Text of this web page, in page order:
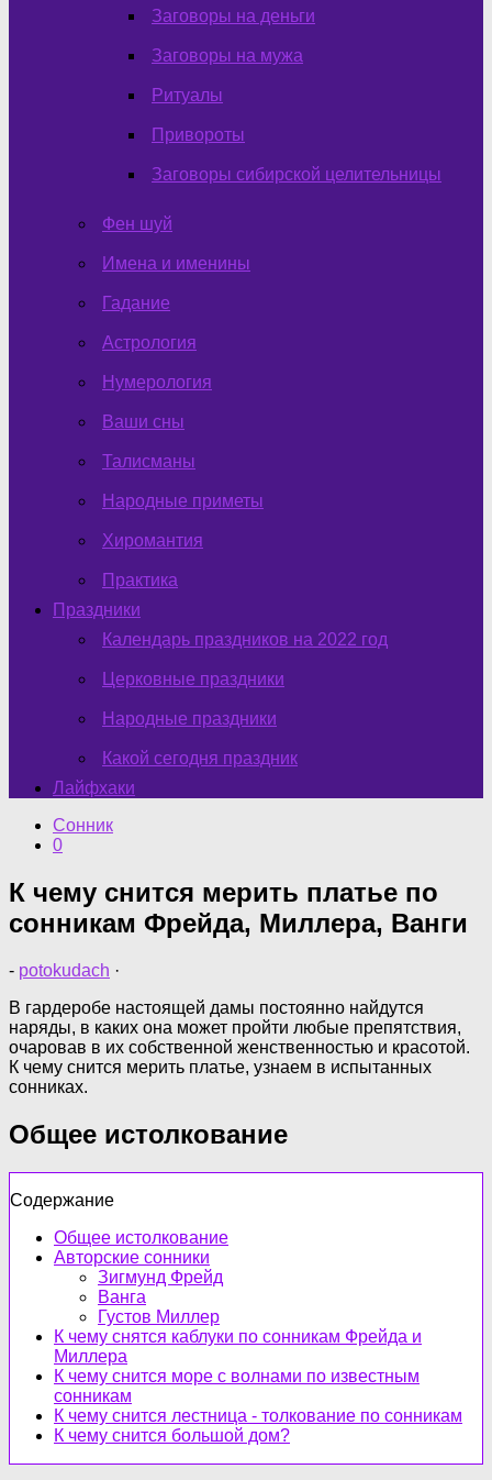
Заговоры на деньги
Заговоры на мужа
Ритуалы
Привороты
Заговоры сибирской целительницы
Фен шуй
Имена и именины
Гадание
Астрология
Нумерология
Ваши сны
Талисманы
Народные приметы
Хиромантия
Практика
Праздники
Календарь праздников на 2022 год
Церковные праздники
Народные праздники
Какой сегодня праздник
Лайфхаки
Сонник
0
К чему снится мерить платье по
сонникам Фрейда, Миллера, Ванги
- potokudach ·
В гардеробе настоящей дамы постоянно найдутся
наряды, в каких она может пройти любые препятствия,
очаровав в их собственной женственностью и красотой.
К чему снится мерить платье, узнаем в испытанных
сонниках.
Общее истолкование
Содержание
Общее истолкование
Авторские сонники
Зигмунд Фрейд
Ванга
Густов Миллер
К чему снятся каблуки по сонникам Фрейда и
Миллера
К чему снится море с волнами по известным
сонникам
К чему снится лестница - толкование по сонникам
К чему снится большой дом?